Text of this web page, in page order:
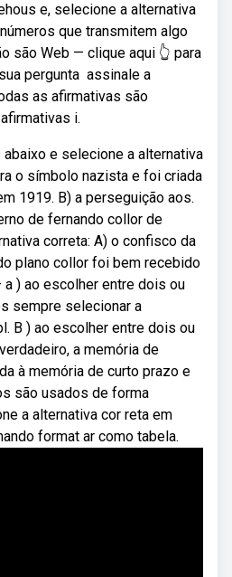
e, selecione a alternativa
que transmitem algo
são Web — clique aqui 👆 para
pergunta ️ assinale a
as afirmativas são
i.
e selecione a alternativa
o símbolo nazista e foi criada
1919. B) a perseguição aos.
de fernando collor de
correta: A) o confisco da
plano collor foi bem recebido
) ao escolher entre dois ou
sempre selecionar a
B ) ao escolher entre dois ou
a memória de
à memória de curto prazo e
são usados de forma
a alternativa cor reta em
format ar como tabela.